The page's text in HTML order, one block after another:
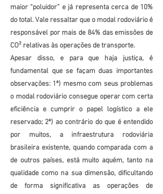
maior “poluidor” e já representa cerca de 10%
do total. Vale ressaltar que o modal rodoviário é
responsável por mais de 84% das emissões de
CO² relativas às operações de transporte.
Apesar disso, e para que haja justiça, é
fundamental que se façam duas importantes
observações: 1ª) mesmo com seus problemas
o modal rodoviário consegue operar com certa
eficiência e cumprir o papel logístico a ele
reservado; 2ª) ao contrário do que é entendido
por muitos, a infraestrutura rodoviária
brasileira existente, quando comparada com a
de outros países, está muito aquém, tanto na
qualidade como na sua dimensão, dificultando
de forma significativa as operações de